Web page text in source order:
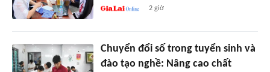
2 giờ
Chuyển đổi số trong tuyển sinh và
đào tạo nghề: Nâng cao chất